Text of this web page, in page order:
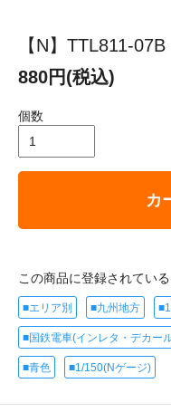
【N】TTL811-
880円(税込)
個数
カ
この商品に登録されてい
■エリア別 ■九州地方
■国鉄電車(インレタ・デカー
■青色 ■1/150(Nゲージ)